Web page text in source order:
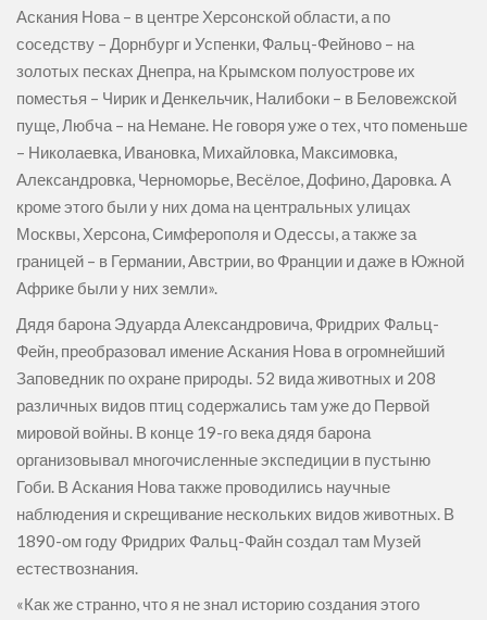
Аскания Нова – в центре Херсонской области, а по
соседству – Дорнбург и Успенки, Фальц-Фейново – на
золотых песках Днепра, на Крымском полуострове их
поместья – Чирик и Денкельчик, Налибоки – в Беловежской
пуще, Любча – на Немане. Не говоря уже о тех, что поменьше
– Николаевка, Ивановка, Михайловка, Максимовка,
Александровка, Черноморье, Весёлое, Дофино, Даровка. А
кроме этого были у них дома на центральных улицах
Москвы, Херсона, Симферополя и Одессы, а также за
границей – в Германии, Австрии, во Франции и даже в Южной
Африке были у них земли».
Дядя барона Эдуарда Александровича, Фридрих Фальц-
Фейн, преобразовал имение Аскания Нова в огромнейший
Заповедник по охране природы. 52 вида животных и 208
различных видов птиц содержались там уже до Первой
мировой войны. В конце 19-го века дядя барона
организовывал многочисленные экспедиции в пустыню
Гоби. В Аскания Нова также проводились научные
наблюдения и скрещивание нескольких видов животных. В
1890-ом году Фридрих Фальц-Файн создал там Музей
естествознания.
«Как же странно, что я не знал историю создания этого